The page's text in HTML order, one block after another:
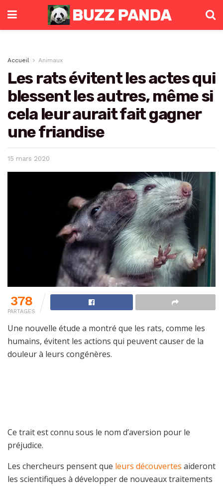
Accueil Animaux
Les rats évitent les actes qui
blessent les autres, même si
cela leur aurait fait gagner
une friandise
15 mars 2020
378
PARTAGES
Une nouvelle étude a montré que les rats, comme les
humains, évitent les actions qui peuvent causer de la
douleur à leurs congénères.
Ce trait est connu sous le nom d’aversion pour le
préjudice.
Les chercheurs pensent que leurs découvertes aideront
les scientifiques à développer de nouveaux traitements